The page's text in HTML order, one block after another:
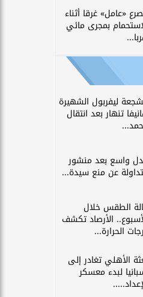
«عامل» غرقا أثناء
بمجرى مائي
ليفربول الشهيرة
تنهار بعد انتقال
واسع بعد منشور
عن منع سيدة...
الطقس خلال
الأرصاد تكشف
الحرارة...
الأهلي تغادر إلى
لبدء معسكر